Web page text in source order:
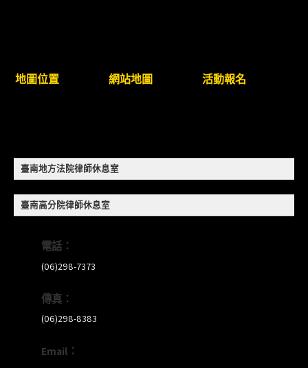
訓課程（雲嘉南場）錄取通知已發送
本會訂於115年8月15日(六)上午舉辦「使用AI如何幫
前報名，實體+線上併行)
地圖位置 網站地圖 活動報名
臺南地方法院律師休息室
臺南高分院律師休息室
電話：
(06)298-7373
傳真：
(06)298-8383
Email：